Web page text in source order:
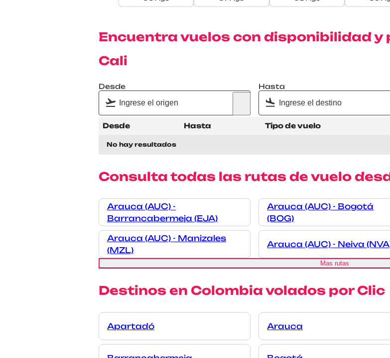
Encuentra vuelos con disponibilidad y
Cali
Desde Hasta
Desde Hasta Tipo de vuelo
No hay resultados
Consulta todas las rutas de vuelo
Arauca (AUC) -
Barrancabermeja (EJA)
Arauca (AUC) - Bogotá
(BOG)
Arauca (AUC) - Manizales
(MZL)
Arauca (AUC) - Neiva
Mas rutas
Destinos en Colombia volados por Clic
Apartadó Arauca